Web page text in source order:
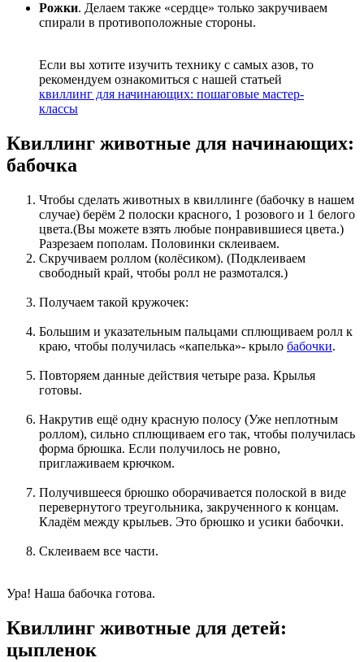
Рожки. Делаем также «сердце» только закручиваем
спирали в противоположные стороны.
Если вы хотите изучить технику с самых азов, то
рекомендуем ознакомиться с нашей статьей
квиллинг для начинающих: пошаговые мастер-
классы
Квиллинг животные для начинающих:
бабочка
Чтобы сделать животных в квиллинге (бабочку в нашем
случае) берём 2 полоски красного, 1 розового и 1 белого
цвета.(Вы можете взять любые понравившиеся цвета.)
Разрезаем пополам. Половинки склеиваем.
Скручиваем роллом (колёсиком). (Подклеиваем
свободный край, чтобы ролл не размотался.)
Получаем такой кружочек:
Большим и указательным пальцами сплющиваем ролл к
краю, чтобы получилась «капелька»- крыло бабочки.
Повторяем данные действия четыре раза. Крылья
готовы.
Накрутив ещё одну красную полосу (Уже неплотным
роллом), сильно сплющиваем его так, чтобы получилась
форма брюшка. Если получилось не ровно,
приглаживаем крючком.
Получившееся брюшко оборачивается полоской в виде
перевернутого треугольника, закрученного к концам.
Кладём между крыльев. Это брюшко и усики бабочки.
Склеиваем все части.
Ура! Наша бабочка готова.
Квиллинг животные для детей:
цыпленок